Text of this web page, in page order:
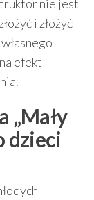
nie jest
i złożyć
efekt
„Mały
dzieci